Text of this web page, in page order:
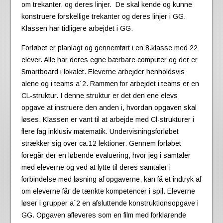
om trekanter, og deres linjer. De skal kende og kunne
konstruere forskellige trekanter og deres linjer i GG.
Klassen har tidligere arbejdet i GG.
Forløbet er planlagt og gennemført i en 8.klasse med 22
elever. Alle har deres egne bærbare computer og der er
Smartboard i lokalet. Eleverne arbejder henholdsvis
alene og i teams a´2. Rammen for arbejdet i teams er en
CL-struktur. I denne struktur er det den ene elevs
opgave at instruere den anden i, hvordan opgaven skal
løses. Klassen er vant til at arbejde med Cl-strukturer i
flere fag inklusiv matematik. Undervisningsforløbet
strækker sig over ca.12 lektioner. Gennem forløbet
foregår der en løbende evaluering, hvor jeg i samtaler
med eleverne og ved at lytte til deres samtaler i
forbindelse med løsning af opgaverne, kan få et indtryk af
om eleverne får de tænkte kompetencer i spil. Eleverne
løser i grupper a`2 en afsluttende konstruktionsopgave i
GG. Opgaven afleveres som en film med forklarende